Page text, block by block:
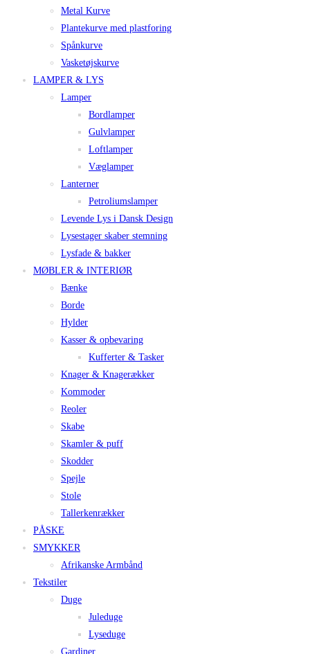
Metal Kurve
Plantekurve med plastforing
Spånkurve
Vasketøjskurve
LAMPER & LYS
Lamper
Bordlamper
Gulvlamper
Loftlamper
Væglamper
Lanterner
Petroliumslamper
Levende Lys i Dansk Design
Lysestager skaber stemning
Lysfade & bakker
MØBLER & INTERIØR
Bænke
Borde
Hylder
Kasser & opbevaring
Kufferter & Tasker
Knager & Knagerækker
Kommoder
Reoler
Skabe
Skamler & puff
Skodder
Spejle
Stole
Tallerkenrækker
PÅSKE
SMYKKER
Afrikanske Armbånd
Tekstiler
Duge
Juleduge
Lyseduge
Gardiner